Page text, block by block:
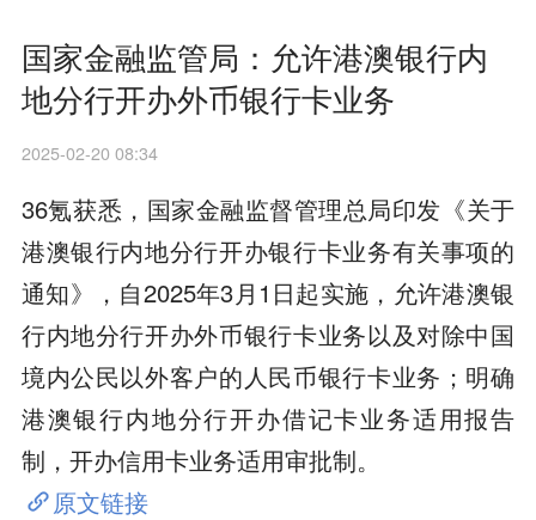
国家金融监管局：允许港澳银行内
地分行开办外币银行卡业务
2025-02-20 08:34
36氪获悉，国家金融监督管理总局印发《关于
港澳银行内地分行开办银行卡业务有关事项的
通知》，自2025年3月1日起实施，允许港澳银
行内地分行开办外币银行卡业务以及对除中国
境内公民以外客户的人民币银行卡业务；明确
港澳银行内地分行开办借记卡业务适用报告
制，开办信用卡业务适用审批制。
原文链接